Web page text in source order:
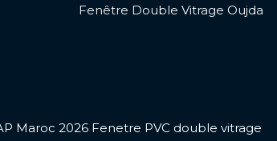
Fenêtre Double Vitrage Oujda
Maroc 2026 Fenetre PVC double vitrage